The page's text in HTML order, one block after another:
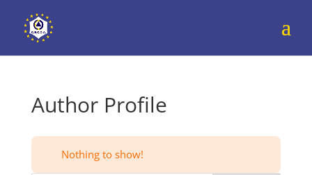
Author Profile
Nothing to show!